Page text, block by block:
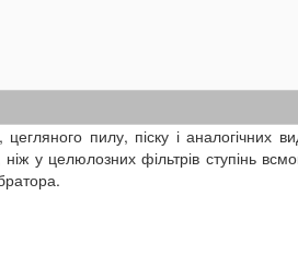
пилу, піску і аналогічних
у целюлозних фільтрів ступінь